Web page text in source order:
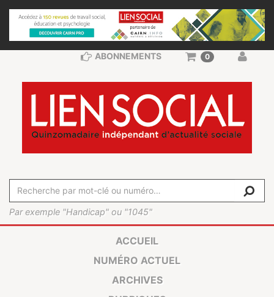
Par exemple "Handicap" ou "1045"
ABONNEMENTS 0
ACCUEIL
NUMÉRO ACTUEL
ARCHIVES